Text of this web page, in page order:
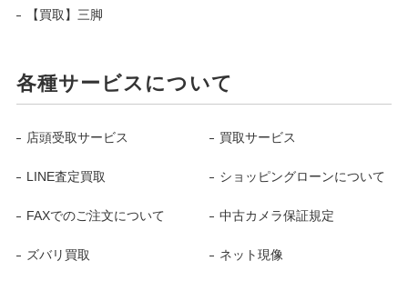
【買取】三脚
各種サービスについて
店頭受取サービス 買取サービス
LINE査定買取 ショッピングローンについて
FAXでのご注文について 中古カメラ保証規定
ズバリ買取 ネット現像